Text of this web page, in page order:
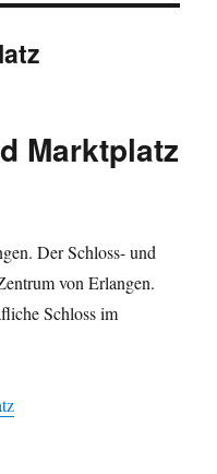
Marktplatz
Der Schloss- und
von Erlangen.
Schloss im